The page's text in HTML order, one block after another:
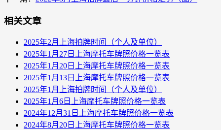
相关文章
2025年2月上海拍牌时间（个人及单位）
2025年1月27日上海摩托车牌照价格一览表
2025年1月20日上海摩托车牌照价格一览表
2025年1月13日上海摩托车牌照价格一览表
2025年1月上海拍牌时间（个人及单位）
2025年1月6日上海摩托车牌照价格一览表
2024年12月31日上海摩托车牌照价格一览表
2024年8月20日上海摩托车牌照价格一览表